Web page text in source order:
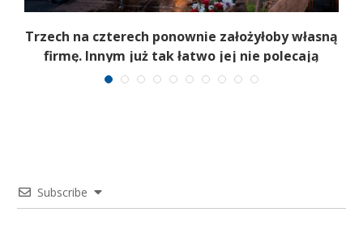
Trzech na czterech ponownie założyłoby własną
firmę. Innym już tak łatwo jej nie polecają
Subscribe